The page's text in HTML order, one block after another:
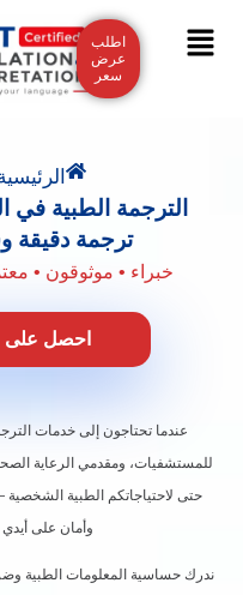
القائمة
اطلب
عرض
سعر
الترجمة الطبية في
ترجمة دقيقة
خبراء • موثوقون •
احصل
عندما تحتاجون إلى خدمات
للمستشفيات، ومقدمي الرعاية
حتى لاحتياجاتكم الطبية
وأمان على
ندرك حساسية المعلومات الطبية